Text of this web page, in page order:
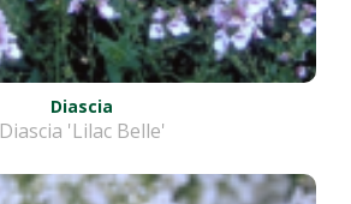
Diascia
Diascia 'Lilac Belle'